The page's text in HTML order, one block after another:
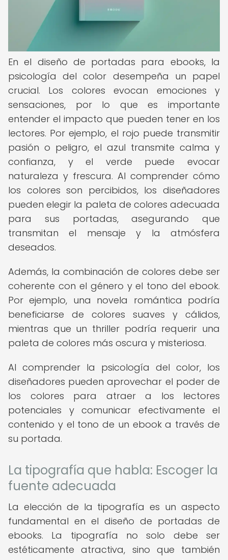
En el diseño de portadas para ebooks, la
psicología del color desempeña un papel
crucial. Los colores evocan emociones y
sensaciones, por lo que es importante
entender el impacto que pueden tener en los
lectores. Por ejemplo, el rojo puede transmitir
pasión o peligro, el azul transmite calma y
confianza, y el verde puede evocar
naturaleza y frescura. Al comprender cómo
los colores son percibidos, los diseñadores
pueden elegir la paleta de colores adecuada
para sus portadas, asegurando que
transmitan el mensaje y la atmósfera
deseados.
Además, la combinación de colores debe ser
coherente con el género y el tono del ebook.
Por ejemplo, una novela romántica podría
beneficiarse de colores suaves y cálidos,
mientras que un thriller podría requerir una
paleta de colores más oscura y misteriosa.
Al comprender la psicología del color, los
diseñadores pueden aprovechar el poder de
los colores para atraer a los lectores
potenciales y comunicar efectivamente el
contenido y el tono de un ebook a través de
su portada.
La tipografía que habla: Escoger la
fuente adecuada
La elección de la tipografía es un aspecto
fundamental en el diseño de portadas de
ebooks. La tipografía no solo debe ser
estéticamente atractiva, sino que también